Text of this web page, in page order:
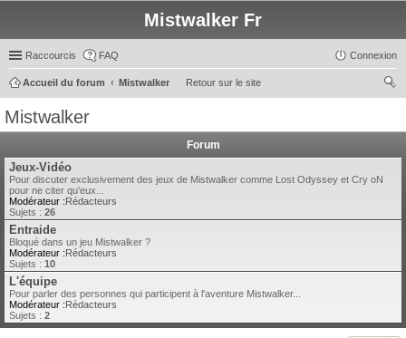
Mistwalker Fr
Raccourcis FAQ Connexion
Retour sur le site
Accueil du forum
Mistwalker
Mistwalker
Forum
Jeux-Vidéo
Pour discuter exclusivement des jeux de Mistwalker comme Lost Odyssey et Cry oN
pour ne citer qu'eux...
Modérateur :Rédacteurs
Sujets : 26
Entraide
Bloqué dans un jeu Mistwalker ?
Modérateur :Rédacteurs
Sujets : 10
L'équipe
Pour parler des personnes qui participent à l'aventure Mistwalker...
Modérateur :Rédacteurs
Sujets : 2